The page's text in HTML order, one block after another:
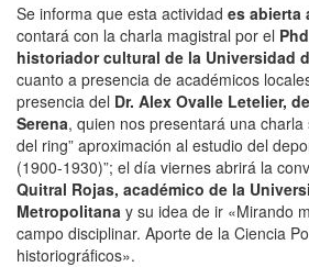
Se informa que esta actividad es abierta
contará con la charla magistral por el
historiador cultural de la Universidad
cuanto a presencia de académicos
presencia del Dr. Alex Ovalle Letelier,
Serena, quien nos presentará una charla
del ring” aproximación al estudio del
(1900-1930)”; el día viernes abrirá la
Quitral Rojas, académico de la
Metropolitana y su idea de ir «Mirando
campo disciplinar. Aporte de la Ciencia
historiográficos».